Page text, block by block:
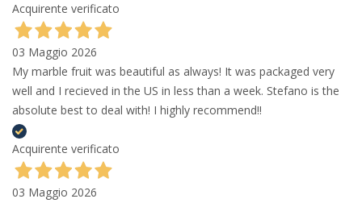
Acquirente verificato
03 Maggio 2026
My marble fruit was beautiful as always! It was packaged very
well and I recieved in the US in less than a week. Stefano is the
absolute best to deal with! I highly recommend!!
Acquirente verificato
03 Maggio 2026